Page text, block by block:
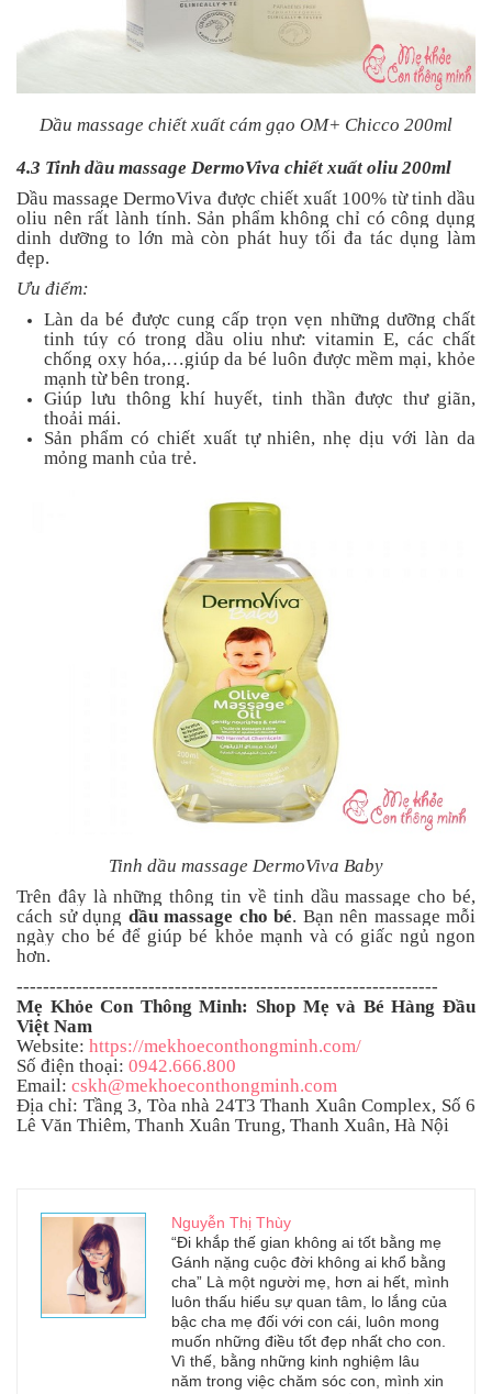
Dầu massage chiết xuất cám gạo OM+ Chicco 200ml
4.3 Tinh dầu massage DermoViva chiết xuất oliu 200ml
Dầu massage DermoViva được chiết xuất 100% từ tinh dầu
oliu nên rất lành tính. Sản phẩm không chỉ có công dụng
dinh dưỡng to lớn mà còn phát huy tối đa tác dụng làm
đẹp.
Ưu điểm:
Làn da bé được cung cấp trọn vẹn những dưỡng chất
tinh túy có trong dầu oliu như: vitamin E, các chất
chống oxy hóa,…giúp da bé luôn được mềm mại, khỏe
mạnh từ bên trong.
Giúp lưu thông khí huyết, tinh thần được thư giãn,
thoải mái.
Sản phẩm có chiết xuất tự nhiên, nhẹ dịu với làn da
mỏng manh của trẻ.
Tinh dầu massage DermoViva Baby
Trên đây là những thông tin về tinh dầu massage cho bé,
cách sử dụng dầu massage cho bé. Bạn nên massage mỗi
ngày cho bé để giúp bé khỏe mạnh và có giấc ngủ ngon
hơn.
----------------------------------------------------------------
Mẹ Khỏe Con Thông Minh: Shop Mẹ và Bé Hàng Đầu
Việt Nam
Website: https://mekhoeconthongminh.com/
Số điện thoại: 0942.666.800
Email: cskh@mekhoeconthongminh.com
Địa chỉ: Tầng 3, Tòa nhà 24T3 Thanh Xuân Complex, Số 6
Lê Văn Thiêm, Thanh Xuân Trung, Thanh Xuân, Hà Nội
Nguyễn Thị Thùy
“Đi khắp thế gian không ai tốt bằng mẹ
Gánh nặng cuộc đời không ai khổ bằng
cha” Là một người mẹ, hơn ai hết, mình
luôn thấu hiểu sự quan tâm, lo lắng của
bậc cha mẹ đối với con cái, luôn mong
muốn những điều tốt đẹp nhất cho con.
Vì thế, bằng những kinh nghiệm lâu
năm trong việc chăm sóc con, mình xin